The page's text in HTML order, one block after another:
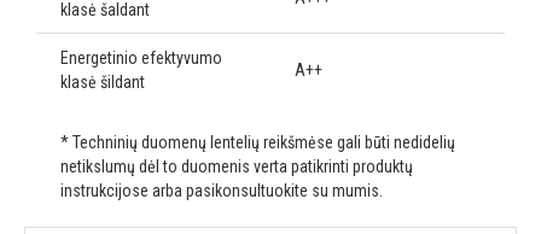
klasė šaldant
Energetinio efektyvumo
klasė šildant
A++
* Techninių duomenų lentelių reikšmėse gali būti nedidelių
netikslumų dėl to duomenis verta patikrinti produktų
instrukcijose arba pasikonsultuokite su mumis.